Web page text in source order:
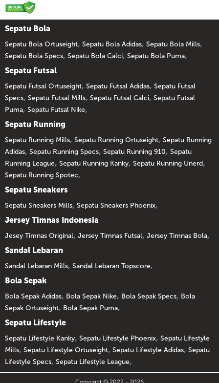
Sepatu Bola
Sepatu Bola Ortuseight, Sepatu Bola Adidas, Sepatu Bola Mills,
Sepatu Bola Specs, Sepatu Bola Calci, Sepatu Bola Puma,
Sepatu Futsal
Sepatu Futsal Ortuseight, Sepatu Futsal Adidas, Sepatu Futsal
Specs, Sepatu Futsal Mills, Sepatu Futsal Calci, Sepatu Futsal
Puma, Sepatu Futsal Nike,
Sepatu Running
Sepatu Running Mills, Sepatu Running Ortuseight, Sepatu Running
Adidas, Sepatu Running Specs, Sepatu Running 910, Sepatu
Running League, Sepatu Running Kanky, Sepatu Running Unerd,
Sepatu Running Spotec,
Sepatu Sneakers
Sepatu Sneakers Mills, Sepatu Sneakers Phoenix,
Jersey Timnas Indonesia
Jesey Timnas Original, Jersey Timnas Futsal, Jersey Timnas Bola,
Sandal Lebaran
Sandal Lebaran Mills, Sandal Lebaran Topscore,
Bola Sepak
Bola Sepak Adidas, Bola Sepak Nike, Bola Sepak Specs, Bola
Sepak Ortuseight, Bola Sepak Puma,
Sepatu Lifestyle
Sepatu Lifestyle Kanky, Sepatu Lifestyle Phoenix, Sepatu Lifestyle
Mills, Sepatu Lifestyle Ortuseight, Sepatu Lifestyle Adidas, Sepatu
Lifestyle Specs, Sepatu Lifestyle League,